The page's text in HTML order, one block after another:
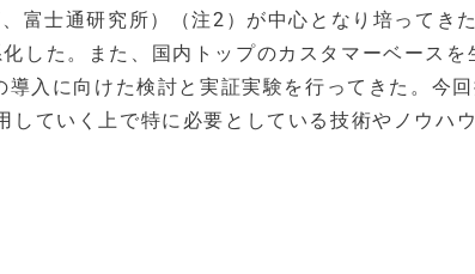
富士通研究所）（注2）が中心となり培ってき
た。また、国内トップのカスタマーベースを
入に向けた検討と実証実験を行ってきた。今
ていく上で特に必要としている技術やノウハ